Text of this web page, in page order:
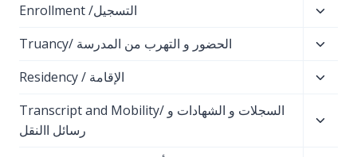
Enrollment /التسجيل
menu
Truancy/ الحضور و التهرب من المدرسة
menu
Residency / الإقامة
menu
Transcript and Mobility/ السجلات و الشهادات و
رسائل االنقل
child